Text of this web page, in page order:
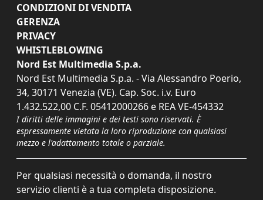
CONDIZIONI DI VENDITA
GERENZA
PRIVACY
WHISTLEBLOWING
Nord Est Multimedia S.p.a.
Nord Est Multimedia S.p.a. - Via Alessandro Poerio,
34, 30171 Venezia (VE). Cap. Soc. i.v. Euro
1.432.522,00 C.F. 05412000266 e REA VE-454332
I diritti delle immagini e dei testi sono riservati. È
espressamente vietata la loro riproduzione con qualsiasi
mezzo e l'adattamento totale o parziale.
Per qualsiasi necessità o domanda, il nostro
servizio clienti è a tua completa disposizione.